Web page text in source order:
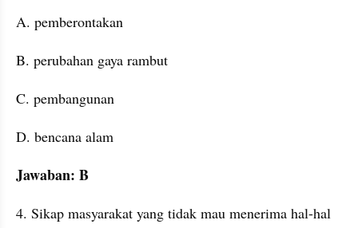
A. pemberontakan
B. perubahan gaya rambut
C. pembangunan
D. bencana alam
Jawaban: B
4. Sikap masyarakat yang tidak mau menerima hal-hal